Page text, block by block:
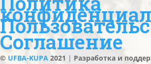
Соглашение
© UFBA-KUPA 2021 | Разработка и